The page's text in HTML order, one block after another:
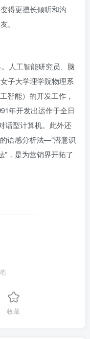
得更擅长倾听和沟
。
人工智能研究员、脑
子大学理学院物理系
智能）的开发工作，
年开发出运作于全日
话型计算机。此外还
语感分析法—“潜意识
”，是为营销界开拓了
收藏